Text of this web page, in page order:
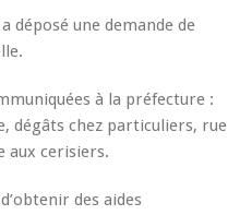
déposé une demande de
à la préfecture :
dégâts chez particuliers, rue
aux cerisiers.
des aides